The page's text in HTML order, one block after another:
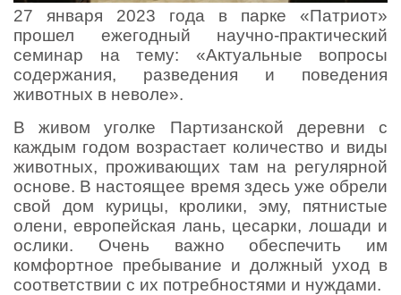
27 января 2023 года в парке «Патриот»
прошел ежегодный научно-практический
семинар на тему: «Актуальные вопросы
содержания, разведения и поведения
животных в неволе».
В живом уголке Партизанской деревни с
каждым годом возрастает количество и виды
животных, проживающих там на регулярной
основе. В настоящее время здесь уже обрели
свой дом курицы, кролики, эму, пятнистые
олени, европейская лань, цесарки, лошади и
ослики. Очень важно обеспечить им
комфортное пребывание и должный уход в
соответствии с их потребностями и нуждами.